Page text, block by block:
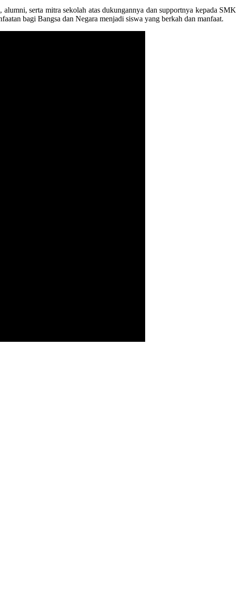
serta mitra sekolah atas dukungannya dan supportnya kepada SMK
bagi Bangsa dan Negara menjadi siswa yang berkah dan manfaat.